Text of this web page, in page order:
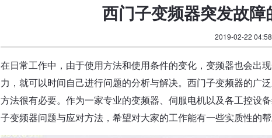
西门子变频器突发故
2019-02-22 04:58
在日常工作中，由于使用方法和使用条件的变化，变频器也会出
力，就可以时间自己进行问题的分析与解决。西门子变频器的广
方法很有必要。作为一家专业的变频器、伺服电机以及各工控设
子变频器问题与应对方法，希望对大家的工作能有一些实质性的帮